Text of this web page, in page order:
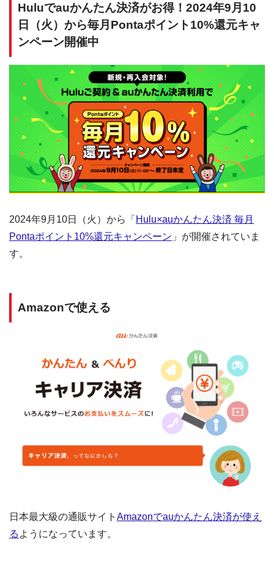
Huluでauかんたん決済がお得！2024年9月10
日（火）から毎月Pontaポイント10%還元キャ
ンペーン開催中
2024年9月10日（火）から「 Hulu×auかんたん決済 毎月
Pontaポイント10%還元キャンペーン 」が開催されていま
す。
Amazonで使える
日本最大級の通販サイト Amazonでauかんたん決済が使え
る ようになっています。